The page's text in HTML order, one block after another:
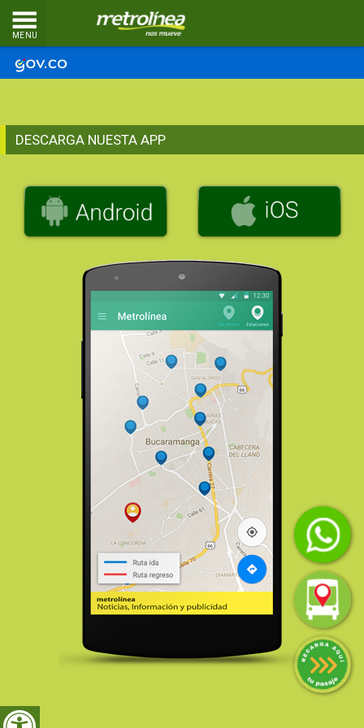
Pasar al contenido principal
MENU
DESCARGA NUESTA APP